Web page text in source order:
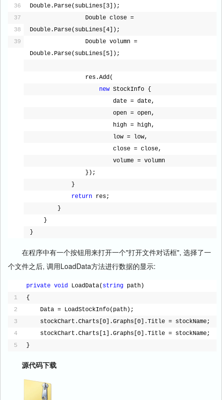
36
37
38
39
Double.Parse(subLines[3]);
Double close =
Double.Parse(subLines[4]);
Double volumn =
Double.Parse(subLines[5]);
res.Add(
new StockInfo {
date = date,
open = open,
high = high,
low = low,
close = close,
volume = volumn
});
}
return res;
}
}
}
在程序中有一个按钮用来打开一个"打开文件对话框", 选择了一
个文件之后, 调用LoadData方法进行数据的显示:
1
2
3
4
5
private void LoadData( string path)
{
Data = LoadStockInfo(path);
stockChart.Charts[0].Graphs[0].Title = stockName;
stockChart.Charts[1].Graphs[0].Title = stockName;
}
源代码下载